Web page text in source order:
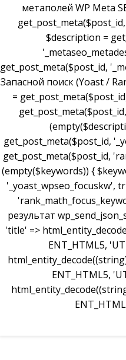
метаполей WP Meta
$description =
get_post_meta($post_id,
Запасной поиск (Yoast /
=
get_post_meta($post_id,
get_post_meta($post_id,
(empty($keywords)) {
'_yoast_wpseo_focuskw',
результат
'title' =>
ENT_HTML5,
ENT_HTML5,